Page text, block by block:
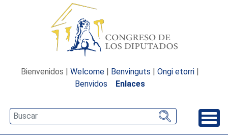
Bienvenidos | Welcome | Benvinguts | Ongi etorri |
Benvidos
Enlaces